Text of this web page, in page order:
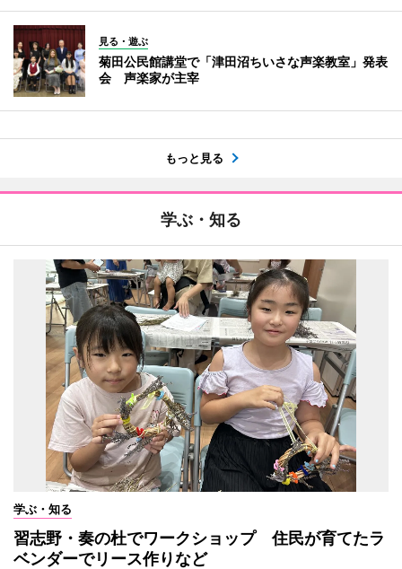
見る・遊ぶ
菊田公民館講堂で「津田沼ちいさな声楽教室」発表
会 声楽家が主宰
もっと見る
学ぶ・知る
学ぶ・知る
習志野・奏の杜でワークショップ 住民が育てたラ
ベンダーでリース作りなど